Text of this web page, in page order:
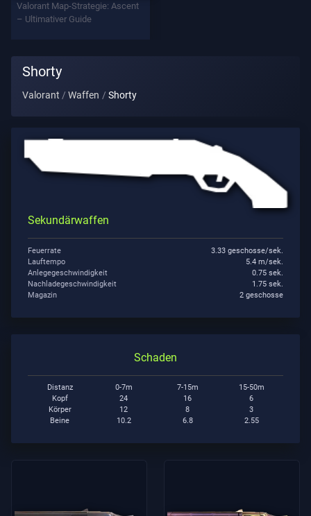
Datenschutz
ARTIKEL
Führung
Valorant Map-Strategie: Ascent
– Ultimativer Guide
Shorty
Valorant Waffen Shorty
Sekundärwaffen
Feuerrate
3.33 geschosse/sek.
Lauftempo
5.4 m/sek.
Anlegegeschwindigkeit
0.75 sek.
Nachladegeschwindigkeit
1.75 sek.
Magazin
2 geschosse
Schaden
Distanz 0-7m 7-15m
15-50m
Kopf
24 16
6
Körper
12 8
3
Beine
10.2 6.8 2.55